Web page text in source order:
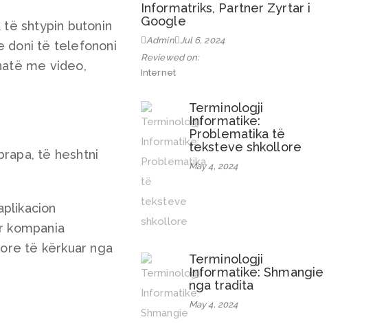
shtypin butonin
doni të telefononi
me video,
të heshtni
kompania
të kërkuar nga
Informatriks, Partner Zyrtar i
Google
Admin Jul 6, 2024
Reviewed on:
Internet
Terminologji
Informatike:
Problematika të
teksteve shkollore
May 4, 2024
Terminologji
Informatike: Shmangie
nga tradita
May 4, 2024